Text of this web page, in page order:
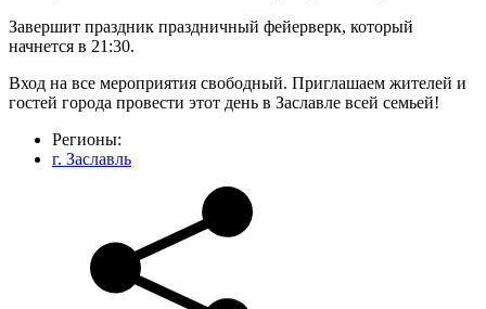
Завершит праздник праздничный фейерверк, который
начнется в 21:30.
Вход на все мероприятия свободный. Приглашаем жителей и
гостей города провести этот день в Заславле всей семьей!
Регионы:
г. Заславль